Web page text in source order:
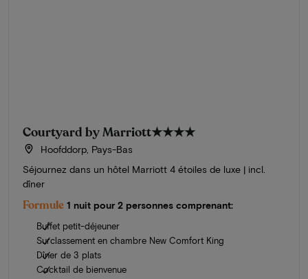
Courtyard by Marriott★★★★
Hoofddorp, Pays-Bas
Séjournez dans un hôtel Marriott 4 étoiles de luxe | incl.
dîner
Formule 1 nuit pour 2 personnes comprenant:
Buffet petit-déjeuner
Surclassement en chambre New Comfort King
Dîner de 3 plats
Cocktail de bienvenue